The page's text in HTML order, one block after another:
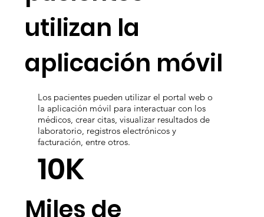
Los pacientes pueden utilizar el portal web o
la aplicación móvil para interactuar con los
médicos, crear citas, visualizar resultados de
laboratorio, registros electrónicos y
facturación, entre otros.
pacientes
utilizan la
aplicación móvil
10K